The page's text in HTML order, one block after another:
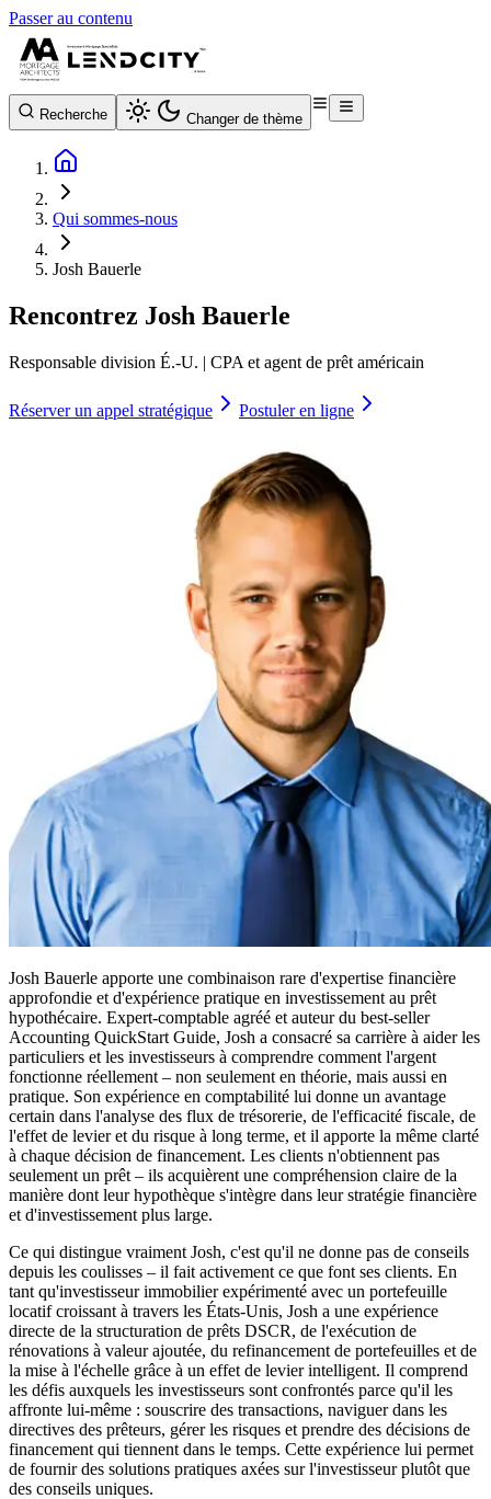
Passer au contenu
Recherche Changer de thème
Qui sommes-nous
Josh Bauerle
Rencontrez Josh Bauerle
Responsable division É.-U. | CPA et agent de prêt américain
Réserver un appel stratégique Postuler en ligne
Josh Bauerle apporte une combinaison rare d'expertise financière
approfondie et d'expérience pratique en investissement au prêt
hypothécaire. Expert-comptable agréé et auteur du best-seller
Accounting QuickStart Guide, Josh a consacré sa carrière à aider les
particuliers et les investisseurs à comprendre comment l'argent
fonctionne réellement – non seulement en théorie, mais aussi en
pratique. Son expérience en comptabilité lui donne un avantage
certain dans l'analyse des flux de trésorerie, de l'efficacité fiscale, de
l'effet de levier et du risque à long terme, et il apporte la même clarté
à chaque décision de financement. Les clients n'obtiennent pas
seulement un prêt – ils acquièrent une compréhension claire de la
manière dont leur hypothèque s'intègre dans leur stratégie financière
et d'investissement plus large.
Ce qui distingue vraiment Josh, c'est qu'il ne donne pas de conseils
depuis les coulisses – il fait activement ce que font ses clients. En
tant qu'investisseur immobilier expérimenté avec un portefeuille
locatif croissant à travers les États-Unis, Josh a une expérience
directe de la structuration de prêts DSCR, de l'exécution de
rénovations à valeur ajoutée, du refinancement de portefeuilles et de
la mise à l'échelle grâce à un effet de levier intelligent. Il comprend
les défis auxquels les investisseurs sont confrontés parce qu'il les
affronte lui-même : souscrire des transactions, naviguer dans les
directives des prêteurs, gérer les risques et prendre des décisions de
financement qui tiennent dans le temps. Cette expérience lui permet
de fournir des solutions pratiques axées sur l'investisseur plutôt que
des conseils uniques.